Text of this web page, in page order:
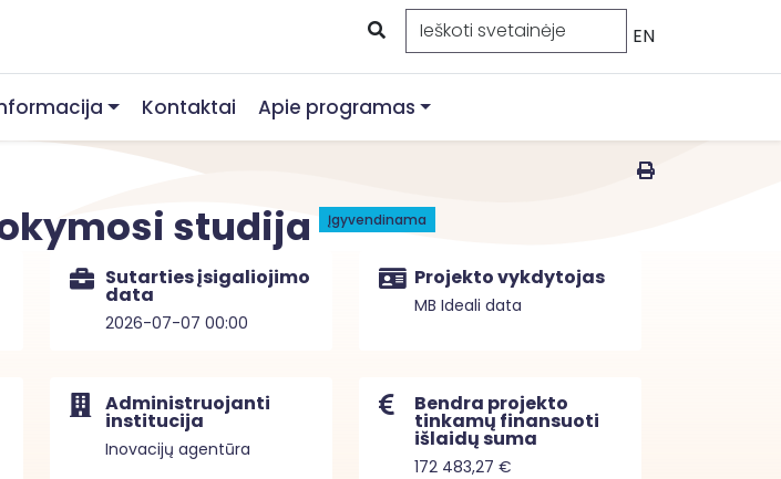
EN
Kontaktai Apie programas
studija Įgyvendinama
Sutarties įsigaliojimo
data
2026-07-07 00:00
Projekto vykdytojas
MB Ideali data
Administruojanti
institucija
Inovacijų agentūra
Bendra projekto
tinkamų finansuoti
išlaidų suma
172 483,27 €